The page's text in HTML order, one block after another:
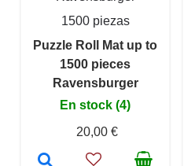
1500 piezas
Puzzle Roll Mat up to
1500 pieces
Ravensburger
En stock (4)
20,00 €